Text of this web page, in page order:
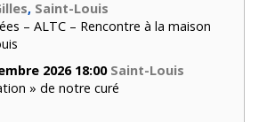
, Saint-Louis
– ALTC – Rencontre à la maison
2026 18:00 Saint-Louis
» de notre curé